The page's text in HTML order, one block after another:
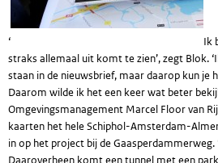
‘
Ik
straks allemaal uit komt te zien’, zegt Blok.
staan in de nieuwsbrief, maar daarop kun je
Daarom wilde ik het een keer wat beter
Omgevingsmanagement Marcel Floor van
kaarten het hele Schiphol-Amsterdam-
in op het project bij de Gaasperdammerweg.
Daaroverheen komt een tunnel met een